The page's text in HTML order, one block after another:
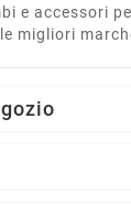
e accessori
migliori